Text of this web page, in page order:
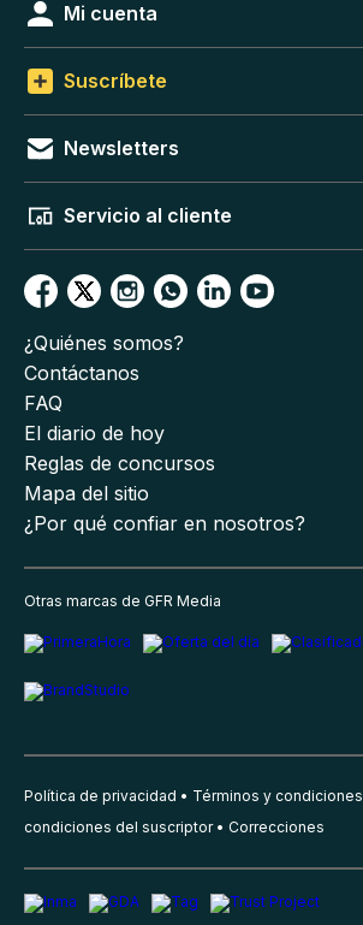
Mi cuenta
Suscríbete
Newsletters
Servicio al cliente
¿Quiénes somos?
Contáctanos
FAQ
El diario de hoy
Reglas de concursos
Mapa del sitio
¿Por qué confiar en nosotros?
Otras marcas de GFR Media
Política de privacidad Términos y condiciones
condiciones del suscriptor
Correcciones